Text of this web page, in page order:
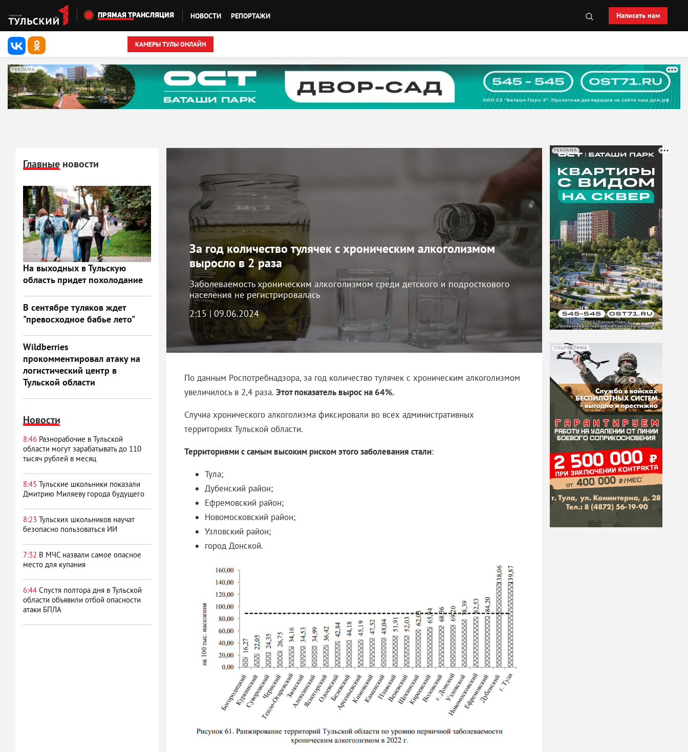
Перейти к основному содержанию
ПРЯМАЯ ТРАНСЛЯЦИЯ НОВОСТИ РЕПОРТАЖИ Написать нам
КАМЕРЫ ТУЛЫ ОНЛАЙН
РЕКЛАМА
Главные новости
На выходных в Тульскую
область придет похолодание
В сентябре туляков ждет
"превосходное бабье лето"
Wildberries
прокомментировал атаку на
логистический центр в
Тульской области
Новости
8:46 Разнорабочие в Тульской
области могут зарабатывать до 110
тысяч рублей в месяц
8:45 Тульские школьники показали
Дмитрию Миляеву города будущего
8:23 Тульских школьников научат
безопасно пользоваться ИИ
7:32 В МЧС назвали самое опасное
место для купания
6:44 Спустя полтора дня в Тульской
области объявили отбой опасности
атаки БПЛА
За год количество тулячек с хроническим алкоголизмом
выросло в 2 раза
Заболеваемость хроническим алкоголизмом среди детского и подросткового
населения не регистрировалась
2:15 | 09.06.2024
По данным Роспотребнадзора, за год количество тулячек с хроническим алкоголизмом
увеличилось в 2,4 раза. Этот показатель вырос на 64%.
Случиа хронического алкоголизма фиксировали во всех административных
территориях Тульской области.
Территориями с самым высоким риском этого заболевания стали:
Тула;
Дубенский район;
Ефремовский район;
Новомосковский район;
Узловский район;
город Донской.
РЕКЛАМА
СОЦРЕКЛАМА